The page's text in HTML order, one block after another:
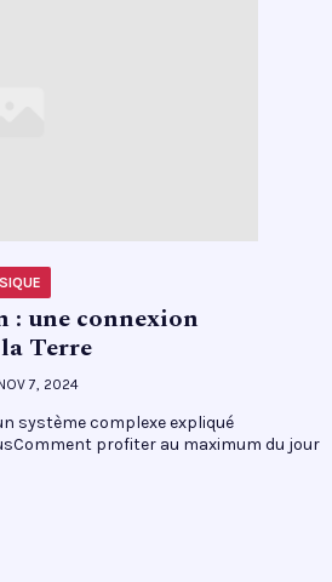
: une connexion
Terre
7, 2024
système complexe expliqué
profiter au maximum du jour